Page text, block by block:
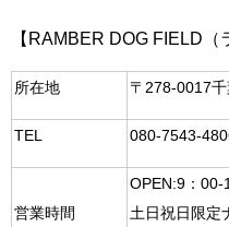
【RAMBER DOG FIELD（
所在地 〒278-0017​
TEL 080-7543-
営業時間
OPEN:9：
土日祝日限定